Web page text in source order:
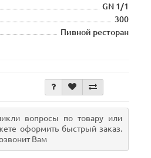
GN 1/1
300
Пивной ресторан
вопросы по товару или
оформить быстрый заказ.
Вам